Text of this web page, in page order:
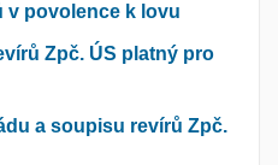
v povolence k lovu
Zpč. ÚS platný pro
a soupisu revírů Zpč.